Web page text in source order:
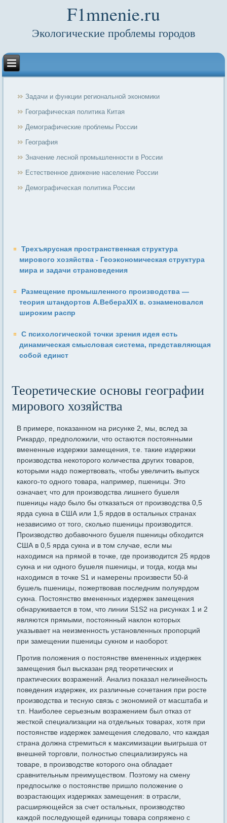
F1mnenie.ru
Экологические проблемы городов
Задачи и функции региональной экономики
Географическая политика Китая
Демографические проблемы России
География
Значение лесной промышленности в России
Естественное движение население России
Демографическая политика России
Трехъярусная пространственная структура
мирового хозяйства - Геоэкономическая структура
мира и задачи страноведения
Размещение промышленного производства —
теория штандортов А.ВебераXIX в. ознаменовался
широким распр
С психологической точки зрения идея есть
динамическая смысловая система, представляющая
собой единст
Теоретические основы географии
мирового хозяйства
В примере, показанном на рисунке 2, мы, вслед за
Рикардо, пред­положили, что остаются постоянными
вмененные издержки за­мещения, т.е. такие издержки
производства некоторого количества других товаров,
которыми надо пожертвовать, чтобы увеличить вы­пуск
какого-то одного товара, например, пшеницы. Это
означает, что для производства лишнего бушеля
пшеницы надо было бы отка­заться от производства 0,5
ярда сукна в США или 1,5 ярдов в ос­тальных странах
независимо от того, сколько пшеницы производит­ся.
Производство добавочного бушеля пшеницы обходится
США в 0,5 ярда сукна и в том случае, если мы
находимся на прямой в точке, где производится 25 ярдов
сукна и ни одного бушеля пшени­цы, и тогда, когда мы
находимся в точке S1 и намерены произвести 50-й
бушель пшеницы, пожертвовав последним полуярдом
сукна. Постоянство вмененных издержек замещения
обнаруживается в том, что линии S1S2 на рисунках 1 и 2
являются прямыми, постоянный наклон которых
указывает на неизменность установленных пропор­ций
при замещении пшеницы сукном и наоборот.
Против положения о постоянстве вмененных издержек
замеще­ния был высказан ряд теоретических и
практических возражений. Анализ показал нелинейность
поведения издержек, их различные сочетания при росте
производства и тесную связь с экономией от масштаба и
т.п. Наиболее серьезным возражением был отказ от
жесткой специализации на отдельных товарах, хотя при
постоянст­ве издержек замещения следовало, что каждая
страна должна стре­миться к максимизации выигрыша от
внешней торговли, полностью специализируясь на
товаре, в производстве которого она обладает
сравнительным преимуществом. Поэтому на смену
предпосылке о постоянстве пришло положение о
возрастающих издержках за­мещения: в отрасли,
расширяющейся за счет остальных, производ­ство
каждой последующей единицы товара сопряжено с